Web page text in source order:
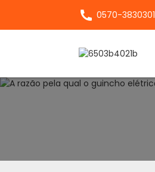
0570-3830301